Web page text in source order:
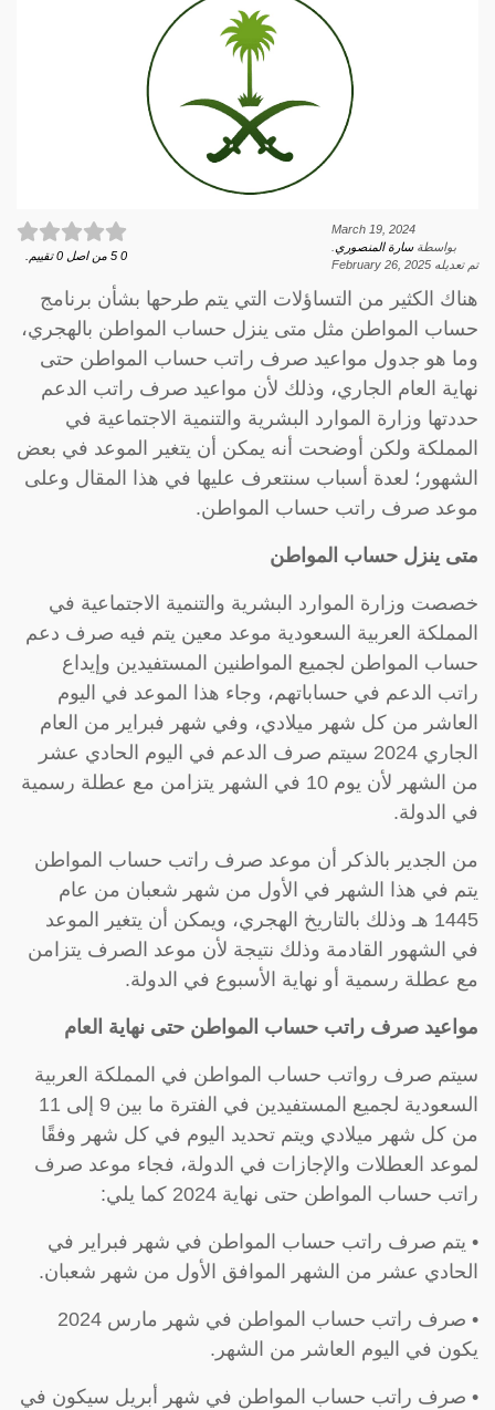
March 19, 2024
بواسطةسارة المنصوري
تم تعديله February 26, 2025
0
5 من اصل 0 تقييم.
هناك الكثير من التساؤلات التي يتم طرحها بشأن برنامج
حساب المواطن مثل متى ينزل حساب المواطن بالهجري،
وما هو جدول مواعيد صرف راتب حساب المواطن حتى
نهاية العام الجاري، وذلك لأن مواعيد صرف راتب الدعم
حددتها وزارة الموارد البشرية والتنمية الاجتماعية في
المملكة ولكن أوضحت أنه يمكن أن يتغير الموعد في بعض
الشهور؛ لعدة أسباب سنتعرف عليها في هذا المقال وعلى
موعد صرف راتب حساب المواطن.
متى ينزل حساب المواطن
خصصت وزارة الموارد البشرية والتنمية الاجتماعية في
المملكة العربية السعودية موعد معين يتم فيه صرف دعم
حساب المواطن لجميع المواطنين المستفيدين وإيداع
راتب الدعم في حساباتهم، وجاء هذا الموعد في اليوم
العاشر من كل شهر ميلادي، وفي شهر فبراير من العام
الجاري 2024 سيتم صرف الدعم في اليوم الحادي عشر
من الشهر لأن يوم 10 في الشهر يتزامن مع عطلة رسمية
في الدولة.
من الجدير بالذكر أن موعد صرف راتب حساب المواطن
يتم في هذا الشهر في الأول من شهر شعبان من عام
1445 هـ وذلك بالتاريخ الهجري، ويمكن أن يتغير الموعد
في الشهور القادمة وذلك نتيجة لأن موعد الصرف يتزامن
مع عطلة رسمية أو نهاية الأسبوع في الدولة.
مواعيد صرف راتب حساب المواطن حتى نهاية العام
سيتم صرف رواتب حساب المواطن في المملكة العربية
السعودية لجميع المستفيدين في الفترة ما بين 9 إلى 11
من كل شهر ميلادي ويتم تحديد اليوم في كل شهر وفقًا
لموعد العطلات والإجازات في الدولة، فجاء موعد صرف
راتب حساب المواطن حتى نهاية 2024 كما يلي:
• يتم صرف راتب حساب المواطن في شهر فبراير في
الحادي عشر من الشهر الموافق الأول من شهر شعبان.
• صرف راتب حساب المواطن في شهر مارس 2024
يكون في اليوم العاشر من الشهر.
• صرف راتب حساب المواطن في شهر أبريل سيكون في